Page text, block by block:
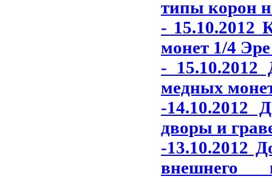
типы корон
- 15.10.2012
монет 1/4
- 15.10.2012
медных
-14.10.2012
дворы и
-13.10.2012
внешнего